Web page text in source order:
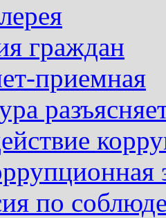
граждан
приемная
по